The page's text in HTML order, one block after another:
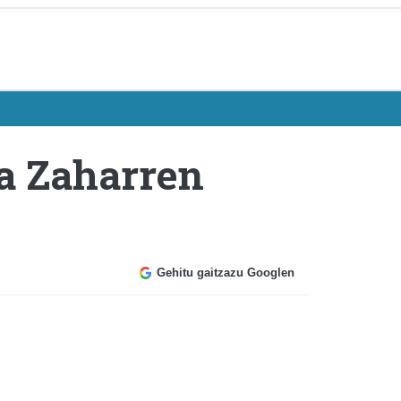
Zaharren
Gehitu gaitzazu Googlen